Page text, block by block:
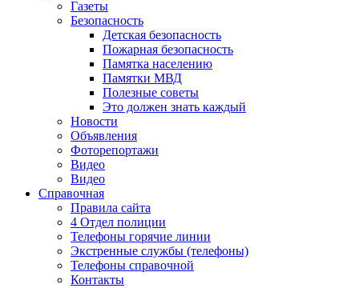
Газеты
Безопасность
Детская безопасность
Пожарная безопасность
Памятка населению
Памятки МВД
Полезные советы
Это должен знать каждый
Новости
Объявления
Фоторепортажи
Видео
Видео
Справочная
Правила сайта
4 Отдел полиции
Телефоны горячие линии
Экстренные службы (телефоны)
Телефоны справочной
Контакты